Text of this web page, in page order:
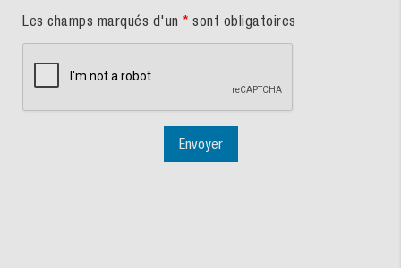
Les champs marqués d'un * sont obligatoires
Envoyer